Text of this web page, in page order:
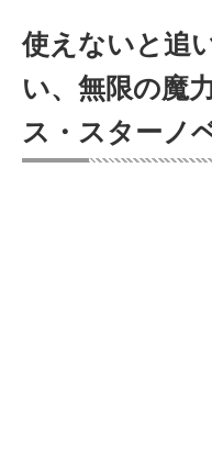
購入管理
Myシェルフ
プレミアム
使えないと追
い、無限の魔
ス・スターノ